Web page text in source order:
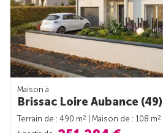
Maison à
Brissac Loire Aubance (49)
Terrain de : 490 m2 | Maison de : 108 m2